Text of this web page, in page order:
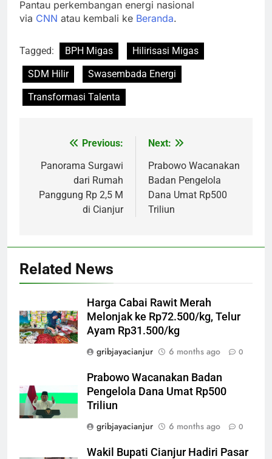
Pantau perkembangan energi nasional
via CNN atau kembali ke Beranda.
Tagged: BPH Migas
Hilirisasi Migas
SDM Hilir
Swasembada Energi
Transformasi Talenta
navigation
Previous:
Panorama Surgawi
dari Rumah
Panggung Rp 2,5 M
di Cianjur
Next:
Prabowo Wacanakan
Badan Pengelola
Dana Umat Rp500
Triliun
Related News
Harga Cabai Rawit Merah
Melonjak ke Rp72.500/kg, Telur
Ayam Rp31.500/kg
gribjayacianjur
6 months ago 0
Prabowo Wacanakan Badan
Pengelola Dana Umat Rp500
Triliun
gribjayacianjur
6 months ago 0
Wakil Bupati Cianjur Hadiri Pasar